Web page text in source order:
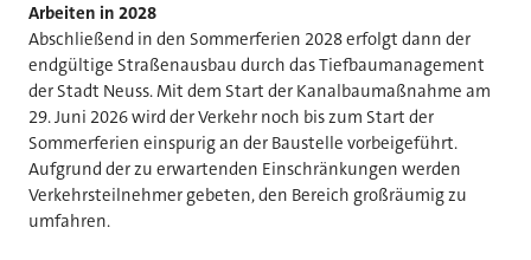
Arbeiten in 2028
Abschließend in den Sommerferien 2028 erfolgt dann der
endgültige Straßenausbau durch das Tiefbaumanagement
der Stadt Neuss. Mit dem Start der Kanalbaumaßnahme am
29. Juni 2026 wird der Verkehr noch bis zum Start der
Sommerferien einspurig an der Baustelle vorbeigeführt.
Aufgrund der zu erwartenden Einschränkungen werden
Verkehrsteilnehmer gebeten, den Bereich großräumig zu
umfahren.